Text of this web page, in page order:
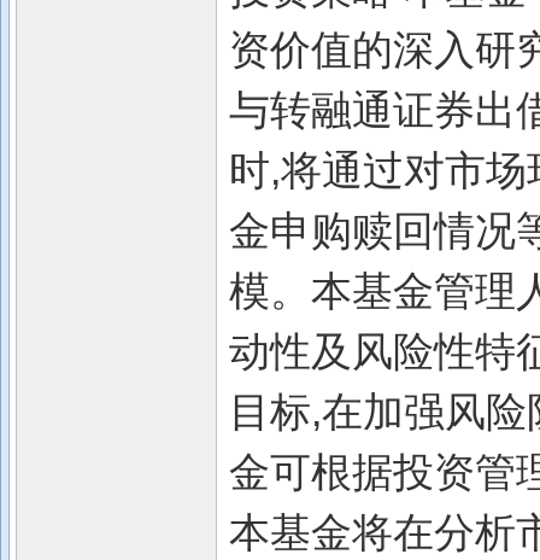
资价值的深入研
与转融通证券出
时,将通过对市
金申购赎回情况
模。本基金管理
动性及风险性特
目标,在加强风
金可根据投资管
本基金将在分析